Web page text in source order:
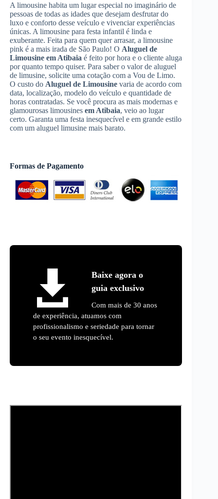
A limousine habita um lugar especial no imaginário de
pessoas de todas as idades que desejam desfrutar do
luxo e conforto desse veículo e vivenciar experiências
únicas. A limousine para festa infantil é linda e
exuberante. Feita para quem quer arrasar, a limousine
pink é a mais irada de São Paulo! O Aluguel de
Limousine em Atibaia é feito por hora e o cliente aluga
por quanto tempo quiser. Para saber o valor de aluguel
de limusine, solicite uma cotação com a Vou de Limo.
O custo do Aluguel de Limousine varia de acordo com
data, localização, modelo do veículo e quantidade de
horas contratadas. Se você procura as mais modernas e
glamourosas limousines em Atibaia, veio ao lugar
certo. Garanta uma festa inesquecível e em grande estilo
com um aluguel limusine mais barato.
Formas de Pagamento
Baixe agora o
guia exclusivo
Com mais de 30 anos
de experiência, atuamos com
profissionalismo e seriedade para tornar
o seu evento inesquecível.